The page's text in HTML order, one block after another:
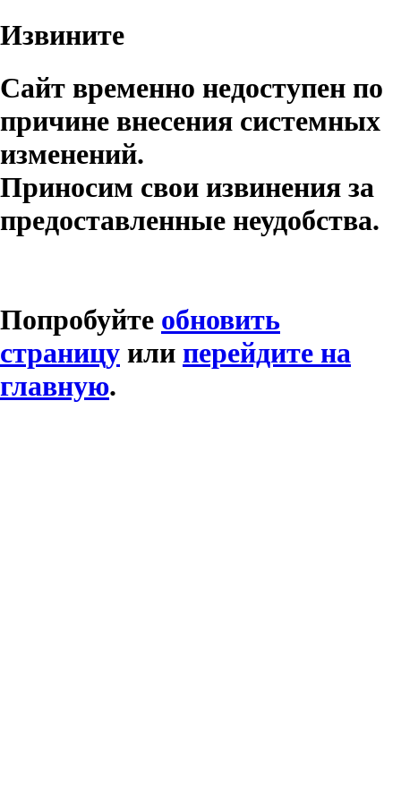
Извините
Сайт временно недоступен по
причине внесения системных
изменений.
Приносим свои извинения за
предоставленные неудобства.
Попробуйте обновить
страницу или перейдите на
главную.